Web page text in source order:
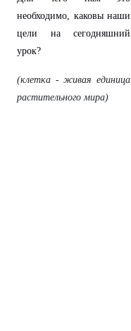
необходимо, каковы наши
цели на сегодняшний
урок?
(клетка - живая единица
растительного мира)